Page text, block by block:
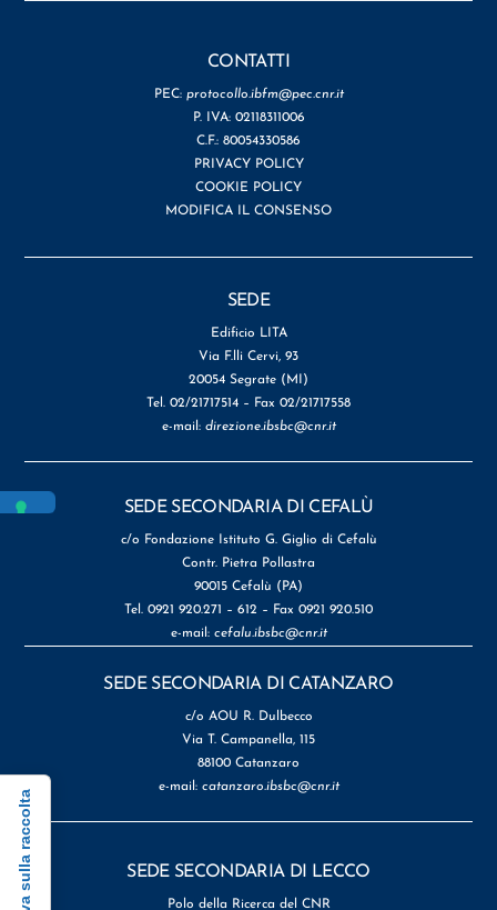
CONTATTI
PEC: protocollo.ibfm@pec.cnr.it
P. IVA: 02118311006
C.F.: 80054330586
PRIVACY POLICY
COOKIE POLICY
MODIFICA IL CONSENSO
SEDE
Edificio LITA
Via F.lli Cervi, 93
20054 Segrate (MI)
Tel. 02/21717514 – Fax 02/21717558
e-mail: direzione.ibsbc@cnr.it
SEDE SECONDARIA DI CEFALÙ
c/o Fondazione Istituto G. Giglio di Cefalù
Contr. Pietra Pollastra
90015 Cefalù (PA)
Tel. 0921 920.271 – 612 – Fax 0921 920.510
e-mail: cefalu.ibsbc@cnr.it
SEDE SECONDARIA DI CATANZARO
c/o AOU R. Dulbecco
Via T. Campanella, 115
88100 Catanzaro
e-mail: catanzaro.ibsbc@cnr.it
SEDE SECONDARIA DI LECCO
Polo della Ricerca del CNR